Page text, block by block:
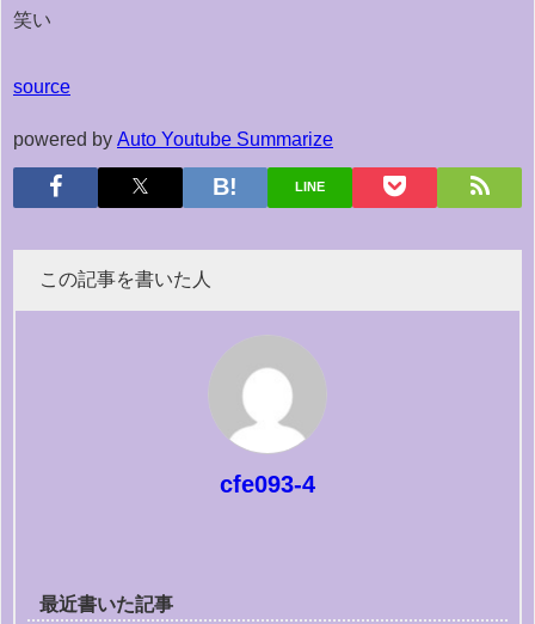
笑い
source
powered by Auto Youtube Summarize
LINE
この記事を書いた人
cfe093-4
最近書いた記事